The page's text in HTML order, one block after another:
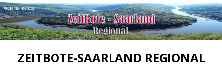
ZEITBOTE-SAARLAND REGIONAL